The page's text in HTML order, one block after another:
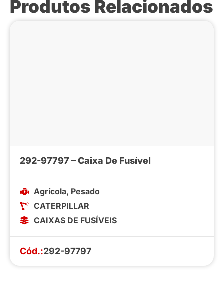
Produtos Relacionados
292-97797 – Caixa De Fusível
Agrícola, Pesado
CATERPILLAR
CAIXAS DE FUSÍVEIS
Cód.:292-97797